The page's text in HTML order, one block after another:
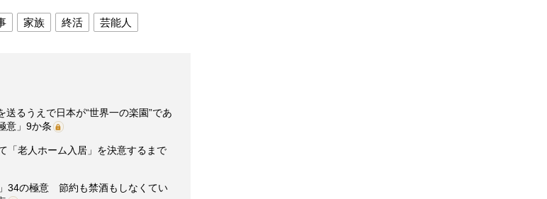
家族 終活 芸能人
送るうえで日本が“世界一の楽園”であ
意」9か条
「老人ホーム入居」を決意するまで
34の極意 節約も禁酒もしなくてい